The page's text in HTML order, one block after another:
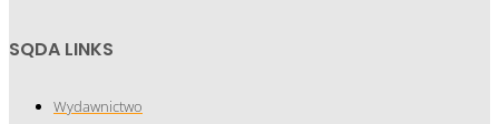
SQDA LINKS
Wydawnictwo